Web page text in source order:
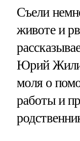
Съели
животе и
Юрий
моля о
работы и